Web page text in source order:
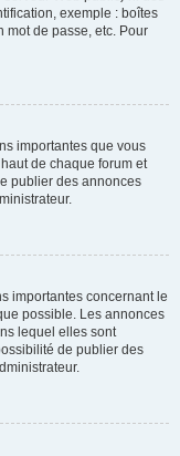
exemple : boîtes
mot de passe, etc. Pour
importantes que vous
de chaque forum et
publier des annonces
importantes concernant le
possible. Les annonces
lequel elles sont
de publier des